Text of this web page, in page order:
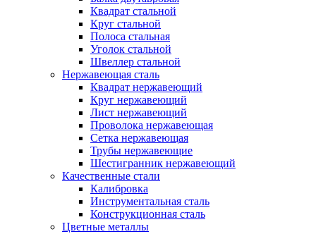
Квадрат стальной
Круг стальной
Полоса стальная
Уголок стальной
Швеллер стальной
Нержавеющая сталь
Квадрат нержавеющий
Круг нержавеющий
Лист нержавеющий
Проволока нержавеющая
Сетка нержавеющая
Трубы нержавеющие
Шестигранник нержавеющий
Качественные стали
Калибровка
Инструментальная сталь
Конструкционная сталь
Цветные металлы